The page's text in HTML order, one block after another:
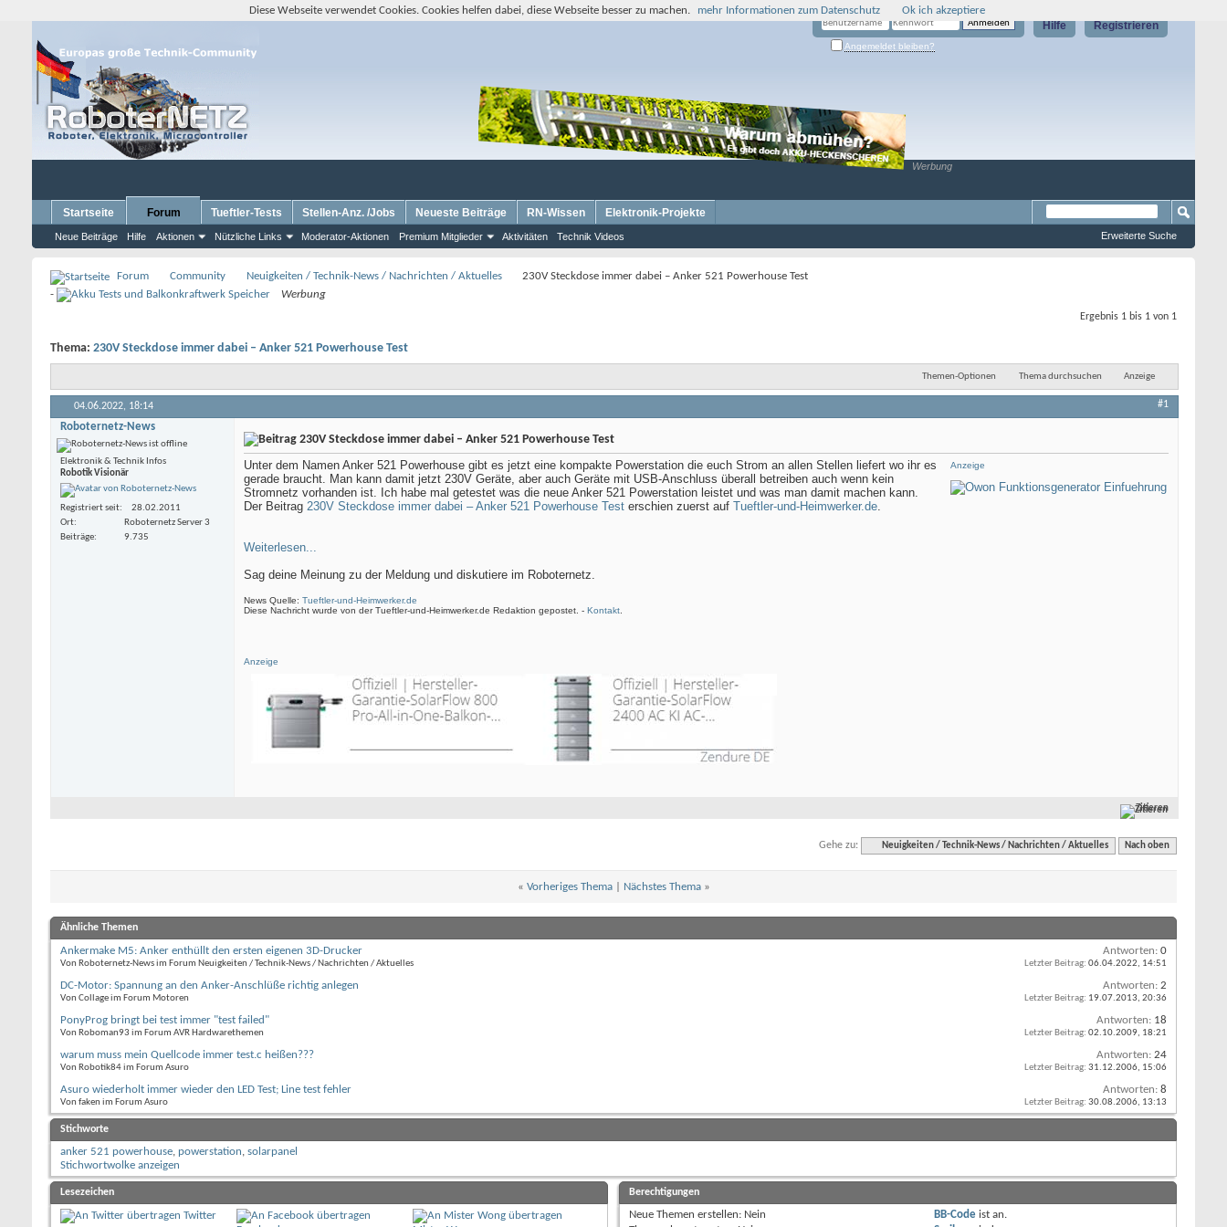
Registrieren
Hilfe
Angemeldet bleiben?
Werbung
Startseite Forum
Neue Beiträge Hilfe Aktionen Nützliche Links Moderator-Aktionen Premium Mitglieder Aktivitäten Technik Videos
Tueftler-Tests Stellen-Anz. /Jobs Neueste Beiträge RN-Wissen Elektronik-Projekte
Erweiterte Suche
Forum Community Neuigkeiten / Technik-News / Nachrichten / Aktuelles
230V Steckdose immer dabei – Anker 521 Powerhouse Test
-
Werbung
Ergebnis 1 bis 1 von 1
Thema: 230V Steckdose immer dabei – Anker 521 Powerhouse Test
Themen-Optionen Thema durchsuchen Anzeige
04.06.2022, 18:14 #1
Roboternetz-News
Elektronik & Technik Infos
Robotik Visionär
Registriert seit
28.02.2011
Ort
Roboternetz Server 3
Beiträge
9.735
230V Steckdose immer dabei – Anker 521 Powerhouse Test
Anzeige
Unter dem Namen Anker 521 Powerhouse gibt es jetzt eine kompakte Powerstation die euch Strom an allen Stellen liefert wo ihr es
gerade braucht. Man kann damit jetzt 230V Geräte, aber auch Geräte mit USB-Anschluss überall betreiben auch wenn kein
Stromnetz vorhanden ist. Ich habe mal getestet was die neue Anker 521 Powerstation leistet und was man damit machen kann.
Der Beitrag 230V Steckdose immer dabei – Anker 521 Powerhouse Test erschien zuerst auf Tueftler-und-Heimwerker.de.
Weiterlesen...
Sag deine Meinung zu der Meldung und diskutiere im Roboternetz.
News Quelle: Tueftler-und-Heimwerker.de
Diese Nachricht wurde von der Tueftler-und-Heimwerker.de Redaktion gepostet. - Kontakt.
Anzeige
Zitieren
Gehe zu: Neuigkeiten / Technik-News / Nachrichten / Aktuelles Nach oben
« Vorheriges Thema| Nächstes Thema »
Ähnliche Themen
Ankermake M5: Anker enthüllt den ersten eigenen 3D-Drucker
Von Roboternetz-News im Forum Neuigkeiten / Technik-News / Nachrichten / Aktuelles
Antworten: 0
Letzter Beitrag: 06.04.2022, 14:51
DC-Motor: Spannung an den Anker-Anschlüße richtig anlegen
Von Collage im Forum Motoren
Antworten: 2
Letzter Beitrag: 19.07.2013, 20:36
PonyProg bringt bei test immer "test failed"
Von Roboman93 im Forum AVR Hardwarethemen
Antworten: 18
Letzter Beitrag: 02.10.2009, 18:21
warum muss mein Quellcode immer test.c heißen???
Von Robotik84 im Forum Asuro
Antworten: 24
Letzter Beitrag: 31.12.2006, 15:06
Asuro wiederholt immer wieder den LED Test; Line test fehler
Von faken im Forum Asuro
Antworten: 8
Letzter Beitrag: 30.08.2006, 13:13
Stichworte
anker 521 powerhouse, powerstation, solarpanel
Stichwortwolke anzeigen
Lesezeichen
Twitter
Berechtigungen
Neue Themen erstellen: Nein
BB-Code istan.
Diese Webseite verwendet Cookies. Cookies helfen dabei, diese Webseite besser zu machen. mehr Informationen zum Datenschutz Ok ich akzeptiere